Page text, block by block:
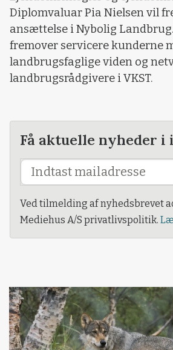
Diplomvaluar Pia Nielsen vil
ansættelse i Nybolig
fremover servicere kunderne
landbrugsfaglige viden og
landbrugsrådgivere i VKST.
Få aktuelle nyheder i
Ved tilmelding af nyhedsbrevet
Mediehus A/S privatlivspolitik.